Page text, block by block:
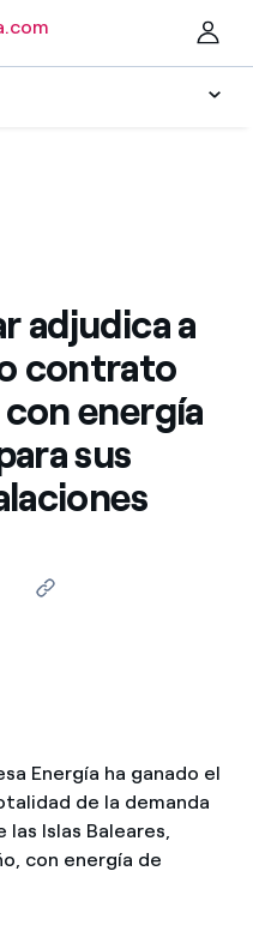
te conviene
empresa y ahorra
te descontamos otro
de propietarios?
adjudica a
contrato
energía
sus
Energía ha ganado el
de la demanda
Islas Baleares,
con energía de